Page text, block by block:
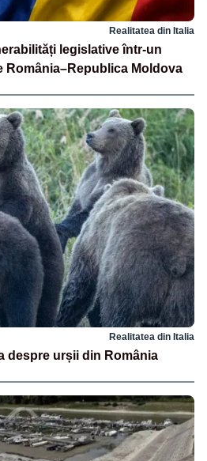
Realitatea din Italia
legislative într-un
România–Republica Moldova
Realitatea din Italia
despre urșii din România